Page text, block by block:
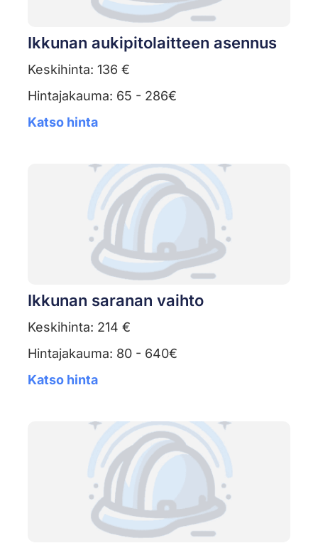
Ikkunan aukipitolaitteen asennus
Keskihinta: 136 €
Hintajakauma: 65 - 286€
Katso hinta
Ikkunan saranan vaihto
Keskihinta: 214 €
Hintajakauma: 80 - 640€
Katso hinta